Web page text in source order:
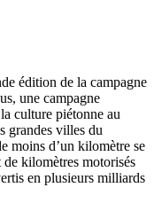
édition de la campagne
une campagne
culture piétonne au
grandes villes du
moins d’un kilomètre se
kilomètres motorisés
en plusieurs milliards